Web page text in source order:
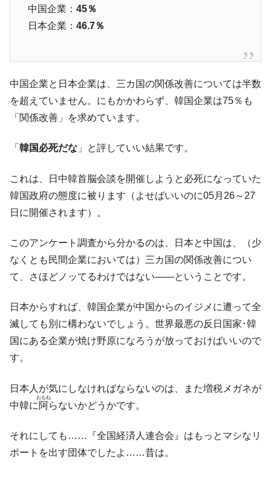
Fact1
日本人マスターズ挑戦の歴史。松山以前に最高位
だった選手とは？
中国企業： 45％
日本企業： 46.7％
中国企業と日本企業は、三カ国の関係改善については半数
を超えていません。にもかかわらず、韓国企業は75％も
「関係改善」を求めています。
「 韓国必死だな 」と評していい結果です。
これは、日中韓首脳会談を開催しようと必死になっていた
韓国政府の態度に被ります（よせばいいのに05月26～27
日に開催されます）。
このアンケート調査から分かるのは、日本と中国は、（少
なくとも民間企業においては）三カ国の関係改善につい
て、さほどノッてるわけではない――ということです。
日本からすれば、韓国企業が中国からのイジメに遭って全
滅しても別に構わないでしょう。世界最悪の反日国家･韓
国にある企業が焼け野原になろうが放っておけばいいので
す。
日本人が気にしなければならないのは、また増税メガネが
中韓に 阿
おもね
らないかどうかです。
それにしても……『全国経済人連合会』はもっとマシなリ
ポートを出す団体でしたよ……昔は。